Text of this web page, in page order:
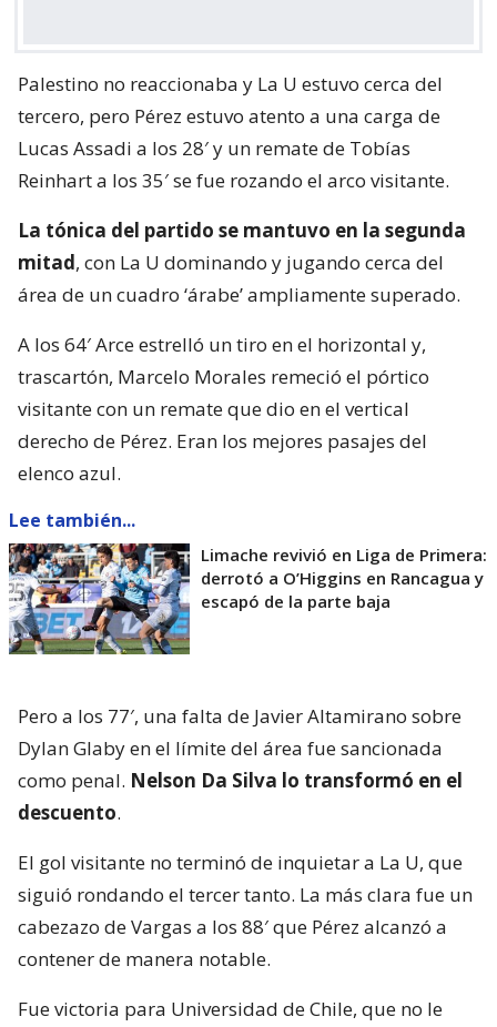
Palestino no reaccionaba y La U estuvo cerca del
tercero, pero Pérez estuvo atento a una carga de
Lucas Assadi a los 28′ y un remate de Tobías
Reinhart a los 35′ se fue rozando el arco visitante.
La tónica del partido se mantuvo en la segunda
mitad, con La U dominando y jugando cerca del
área de un cuadro ‘árabe’ ampliamente superado.
A los 64′ Arce estrelló un tiro en el horizontal y,
trascartón, Marcelo Morales remeció el pórtico
visitante con un remate que dio en el vertical
derecho de Pérez. Eran los mejores pasajes del
elenco azul.
Lee también...
Limache revivió en Liga de Primera:
derrotó a O’Higgins en Rancagua y
escapó de la parte baja
Pero a los 77′, una falta de Javier Altamirano sobre
Dylan Glaby en el límite del área fue sancionada
como penal. Nelson Da Silva lo transformó en el
descuento.
El gol visitante no terminó de inquietar a La U, que
siguió rondando el tercer tanto. La más clara fue un
cabezazo de Vargas a los 88′ que Pérez alcanzó a
contener de manera notable.
Fue victoria para Universidad de Chile, que no le